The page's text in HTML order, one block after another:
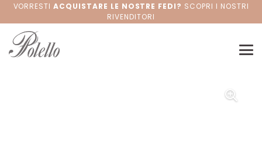
VORRESTIACQUISTARE LE NOSTRE FEDI? SCOPRI I NOSTRI
RIVENDITORI